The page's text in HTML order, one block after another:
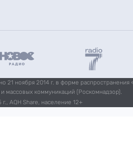
21 ноября 2014 г. в форме
массовых коммуникаций (Роскомнадзор).
AQH Share, население 12+